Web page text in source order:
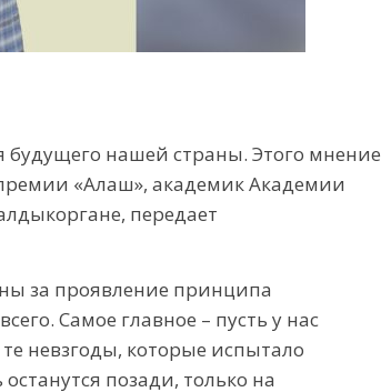
будущего нашей страны. Этого мнение
«Алаш», академик Академии
передает
за проявление принципа
Самое главное – пусть у нас
невзгоды, которые испытало
позади, только на